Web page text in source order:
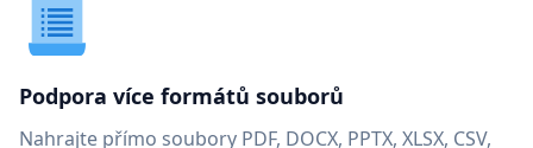
Podpora více formátů souborů
Nahrajte přímo soubory PDF, DOCX, PPTX, XLSX, CSV,